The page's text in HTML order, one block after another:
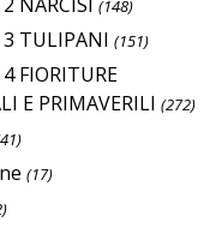
(148)
TULIPANI (151)
FIORITURE
E PRIMAVERILI (272)
(17)